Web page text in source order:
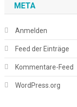
META
Anmelden
Feed der Einträge
Kommentare-Feed
WordPress.org